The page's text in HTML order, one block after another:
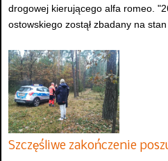
drogowej kierującego alfa romeo.
ostowskiego zostął zbadany na
Szczęśliwe zakończenie